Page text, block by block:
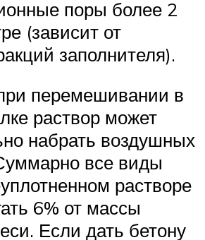
поры более 2
(зависит от
заполнителя).
перемешивании в
раствор может
набрать воздушных
все виды
растворе
6% от массы
Если дать бетону